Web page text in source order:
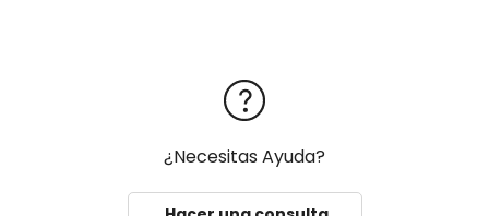
¿Necesitas Ayuda?